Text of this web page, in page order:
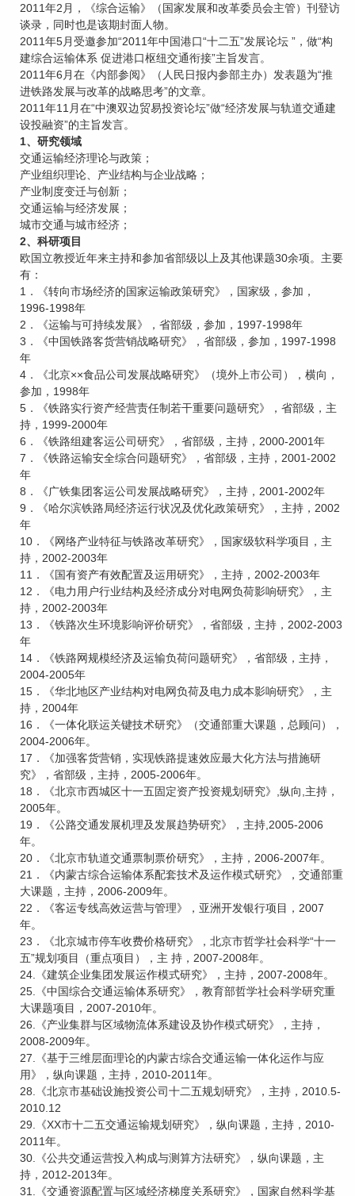
2011年2月，《综合运输》（国家发展和改革委员会主管）刊登访
谈录，同时也是该期封面人物。
2011年5月受邀参加“2011年中国港口“十二五”发展论坛 ”，做“构
建综合运输体系 促进港口枢纽交通衔接”主旨发言。
2011年6月在《内部参阅》（人民日报内参部主办）发表题为“推
进铁路发展与改革的战略思考”的文章。
2011年11月在“中澳双边贸易投资论坛”做“经济发展与轨道交通建
设投融资”的主旨发言。
1、研究领域
交通运输经济理论与政策；
产业组织理论、产业结构与企业战略；
产业制度变迁与创新；
交通运输与经济发展；
城市交通与城市经济；
2、科研项目
欧国立教授近年来主持和参加省部级以上及其他课题30余项。主要
有：
1．《转向市场经济的国家运输政策研究》，国家级，参加，
1996-1998年
2．《运输与可持续发展》，省部级，参加，1997-1998年
3．《中国铁路客货营销战略研究》，省部级，参加，1997-1998
年
4．《北京××食品公司发展战略研究》（境外上市公司），横向，
参加，1998年
5．《铁路实行资产经营责任制若干重要问题研究》，省部级，主
持，1999-2000年
6．《铁路组建客运公司研究》，省部级，主持，2000-2001年
7．《铁路运输安全综合问题研究》，省部级，主持，2001-2002
年
8．《广铁集团客运公司发展战略研究》，主持，2001-2002年
9．《哈尔滨铁路局经济运行状况及优化政策研究》，主持，2002
年
10．《网络产业特征与铁路改革研究》，国家级软科学项目，主
持，2002-2003年
11．《国有资产有效配置及运用研究》，主持，2002-2003年
12．《电力用户行业结构及经济成分对电网负荷影响研究》，主
持，2002-2003年
13．《铁路次生环境影响评价研究》，省部级，主持，2002-2003
年
14．《铁路网规模经济及运输负荷问题研究》，省部级，主持，
2004-2005年
15．《华北地区产业结构对电网负荷及电力成本影响研究》，主
持，2004年
16．《一体化联运关键技术研究》（交通部重大课题，总顾问），
2004-2006年。
17．《加强客货营销，实现铁路提速效应最大化方法与措施研
究》，省部级，主持，2005-2006年。
18．《北京市西城区十一五固定资产投资规划研究》,纵向,主持，
2005年。
19．《公路交通发展机理及发展趋势研究》，主持,2005-2006
年。
20．《北京市轨道交通票制票价研究》，主持，2006-2007年。
21．《内蒙古综合运输体系配套技术及运作模式研究》，交通部重
大课题，主持，2006-2009年。
22．《客运专线高效运营与管理》，亚洲开发银行项目，2007
年。
23．《北京城市停车收费价格研究》，北京市哲学社会科学“十一
五”规划项目（重点项目），主 持，2007-2008年。
24.《建筑企业集团发展运作模式研究》，主持，2007-2008年。
25.《中国综合交通运输体系研究》，教育部哲学社会科学研究重
大课题项目，2007-2010年。
26.《产业集群与区域物流体系建设及协作模式研究》，主持，
2008-2009年。
27.《基于三维层面理论的内蒙古综合交通运输一体化运作与应
用》，纵向课题，主持，2010-2011年。
28.《北京市基础设施投资公司十二五规划研究》，主持，2010.5-
2010.12
29.《XX市十二五交通运输规划研究》，纵向课题，主持，2010-
2011年。
30.《公共交通运营投入构成与测算方法研究》，纵向课题，主
持，2012-2013年。
31.《交通资源配置与区域经济梯度关系研究》，国家自然科学基